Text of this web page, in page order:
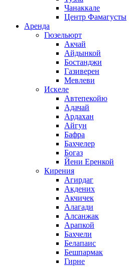
Чанаккале
Центр Фамагусты
Аренда
Гюзельюрт
Акчай
Айдынкой
Бостанджи
Газиверен
Мевлеви
Искеле
Автепекойю
Адачай
Ардахан
Айгун
Бафра
Бахчелер
Богаз
Йени Еренкой
Кирения
Агирдаг
Акдених
Акчичек
Алагади
Алсанжак
Арапкой
Бахчели
Белапаис
Бешпармак
Гирне